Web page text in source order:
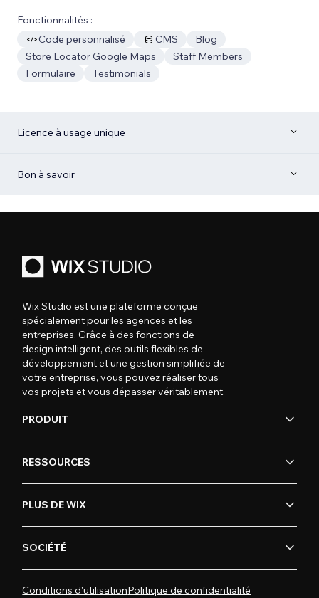
Fonctionnalités :
Code personnalisé
CMS
Blog
Store Locator Google Maps
Staff Members
Formulaire
Testimonials
Licence à usage unique
Bon à savoir
Wix Studio est une plateforme conçue
spécialement pour les agences et les
entreprises. Grâce à des fonctions de
design intelligent, des outils flexibles de
développement et une gestion simplifiée de
votre entreprise, vous pouvez réaliser tous
vos projets et vous dépasser véritablement.
PRODUIT
RESSOURCES
PLUS DE WIX
SOCIÉTÉ
Conditions d'utilisationPolitique de confidentialité